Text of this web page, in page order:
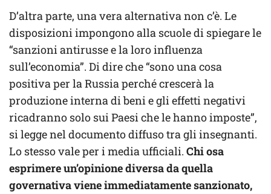
D’altra parte, una vera alternativa non c’è. Le
disposizioni impongono alla scuole di spiegare le
“sanzioni antirusse e la loro influenza
sull’economia”. Di dire che “sono una cosa
positiva per la Russia perché crescerà la
produzione interna di beni e gli effetti negativi
ricadranno solo sui Paesi che le hanno imposte”,
si legge nel documento diffuso tra gli insegnanti.
Lo stesso vale per i media ufficiali. Chi osa
esprimere un’opinione diversa da quella
governativa viene immediatamente sanzionato,